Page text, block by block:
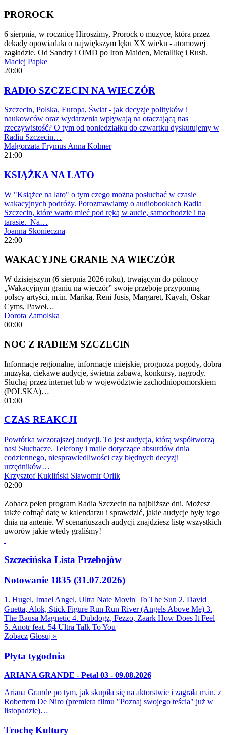
PROROCK
6 sierpnia, w rocznicę Hiroszimy, Prorock o muzyce, która przez
dekady opowiadała o największym lęku XX wieku - atomowej
zagładzie. Od Sandry i OMD po Iron Maiden, Metallikę i Rush.
Maciej Papke
20:00
RADIO SZCZECIN NA WIECZÓR
Szczecin, Polska, Europa, Świat - jak decyzje polityków i
naukowców oraz wydarzenia wpływają na otaczającą nas
rzeczywistość? O tym od poniedziałku do czwartku dyskutujemy w
Radiu Szczecin…
Małgorzata Frymus Anna Kolmer
21:00
KSIĄŻKA NA LATO
W "Książce na lato" o tym czego można posłuchać w czasie
wakacyjnych podróży. Porozmawiamy o audiobookach Radia
Szczecin, które warto mieć pod ręką w aucie, samochodzie i na
tarasie. Na…
Joanna Skonieczna
22:00
WAKACYJNE GRANIE NA WIECZÓR
W dzisiejszym (6 sierpnia 2026 roku), trwającym do północy
„Wakacyjnym graniu na wieczór” swoje przeboje przypomną
polscy artyści, m.in. Marika, Reni Jusis, Margaret, Kayah, Oskar
Cyms, Paweł…
Dorota Zamolska
00:00
NOC Z RADIEM SZCZECIN
Informacje regionalne, informacje miejskie, prognoza pogody, dobra
muzyka, ciekawe audycje, świetna zabawa, konkursy, nagrody.
Słuchaj przez internet lub w województwie zachodniopomorskiem
(POLSKA)…
01:00
CZAS REAKCJI
Powtórka wczorajszej audycji. To jest audycja, którą współtworzą
nasi Słuchacze. Telefony i maile dotyczące absurdów dnia
codziennego, niesprawiedliwości czy błędnych decyzji
urzędników…
Krzysztof Kukliński Sławomir Orlik
02:00
Zobacz pełen program Radia Szczecin na najbliższe dni. Możesz
także cofnąć datę w kalendarzu i sprawdzić, jakie audycje były tego
dnia na antenie. W scenariuszach audycji znajdziesz listę wszystkich
uworów jakie wtedy graliśmy!
Szczecińska Lista Przebojów
Notowanie 1835 (31.07.2026)
1. Hugel, Imael Angel, Ultra Nate Movin' To The Sun 2. David
Guetta, Alok, Stick Figure Run Run River (Angels Above Me) 3.
The Bausa Magnetic 4. Dubdogz, Fezzo, Zaark How Does It Feel
5. Anotr feat. 54 Ultra Talk To You
Zobacz Głosuj »
Płyta tygodnia
ARIANA GRANDE - Petal 03 - 09.08.2026
Ariana Grande po tym, jak skupiła się na aktorstwie i zagrała m.in. z
Robertem De Niro (premiera filmu "Poznaj swojego teścia" już w
listopadzie)…
Trochę Kultury